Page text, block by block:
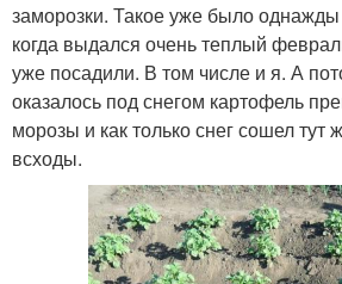
заморозки. Такое уже было однажды
когда выдался очень теплый
уже посадили. В том числе и я. А
оказалось под снегом картофель
морозы и как только снег сошел тут
всходы.